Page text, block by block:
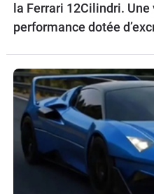
la Ferrari 12Cilindri.
performance dotée